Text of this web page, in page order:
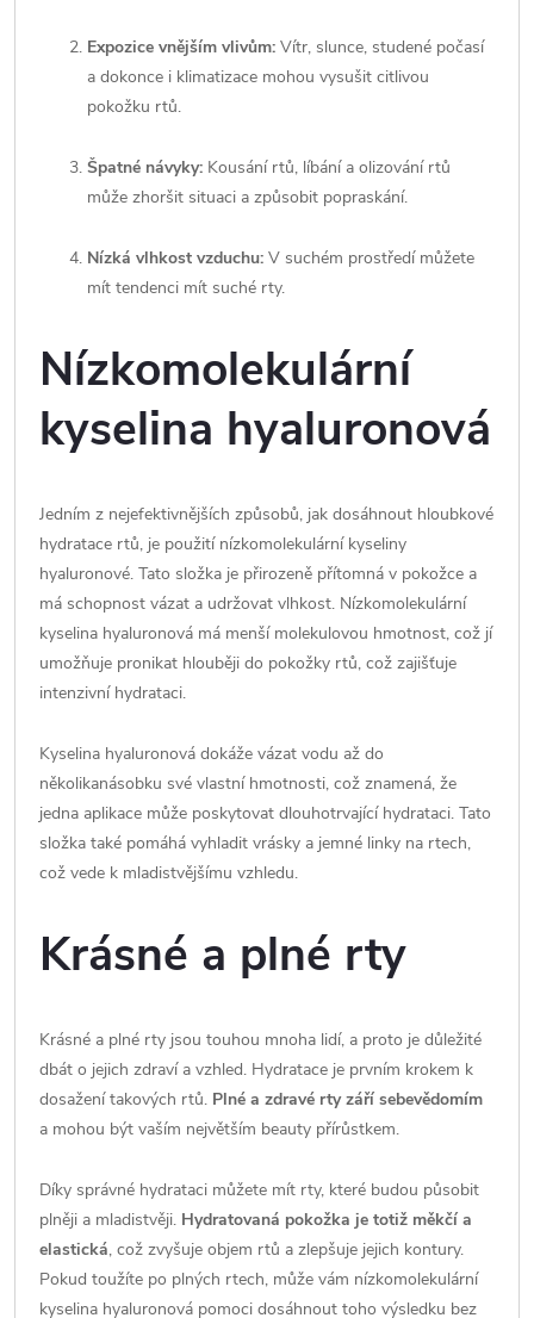
Expozice vnějším vlivům: Vítr, slunce, studené počasí
a dokonce i klimatizace mohou vysušit citlivou
pokožku rtů.
Špatné návyky: Kousání rtů, líbání a olizování rtů
může zhoršit situaci a způsobit popraskání.
Nízká vlhkost vzduchu: V suchém prostředí můžete
mít tendenci mít suché rty.
Nízkomolekulární
kyselina hyaluronová
Jedním z nejefektivnějších způsobů, jak dosáhnout hloubkové
hydratace rtů, je použití nízkomolekulární kyseliny
hyaluronové. Tato složka je přirozeně přítomná v pokožce a
má schopnost vázat a udržovat vlhkost. Nízkomolekulární
kyselina hyaluronová má menší molekulovou hmotnost, což jí
umožňuje pronikat hlouběji do pokožky rtů, což zajišťuje
intenzivní hydrataci.
Kyselina hyaluronová dokáže vázat vodu až do
několikanásobku své vlastní hmotnosti, což znamená, že
jedna aplikace může poskytovat dlouhotrvající hydrataci. Tato
složka také pomáhá vyhladit vrásky a jemné linky na rtech,
což vede k mladistvějšímu vzhledu.
Krásné a plné rty
Krásné a plné rty jsou touhou mnoha lidí, a proto je důležité
dbát o jejich zdraví a vzhled. Hydratace je prvním krokem k
dosažení takových rtů. Plné a zdravé rty září sebevědomím
a mohou být vaším největším beauty přírůstkem.
Díky správné hydrataci můžete mít rty, které budou působit
plněji a mladistvěji. Hydratovaná pokožka je totiž měkčí a
elastická, což zvyšuje objem rtů a zlepšuje jejich kontury.
Pokud toužíte po plných rtech, může vám nízkomolekulární
kyselina hyaluronová pomoci dosáhnout toho výsledku bez